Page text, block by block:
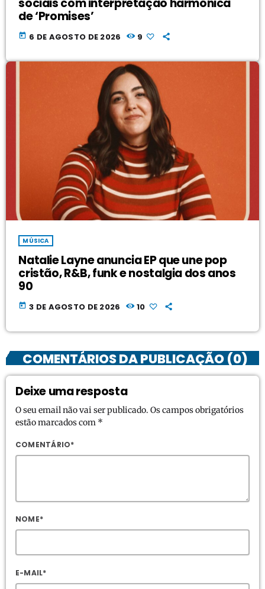
de ‘Promises’
today 6 DE AGOSTO DE 2026 9
MÚSICA
Natalie Layne anuncia EP que une pop
cristão, R&B, funk e nostalgia dos anos
90
today 3 DE AGOSTO DE 2026 10
COMENTÁRIOS DA PUBLICAÇÃO (0)
Deixe uma resposta
O seu email não vai ser publicado. Os campos obrigatórios
estão marcados com *
COMENTÁRIO*
NOME*
E-MAIL*